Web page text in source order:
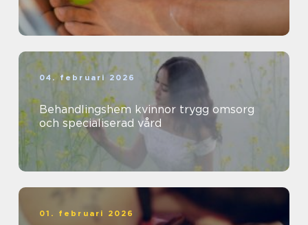
04. februari 2026
Behandlingshem kvinnor trygg omsorg
och specialiserad vård
01. februari 2026